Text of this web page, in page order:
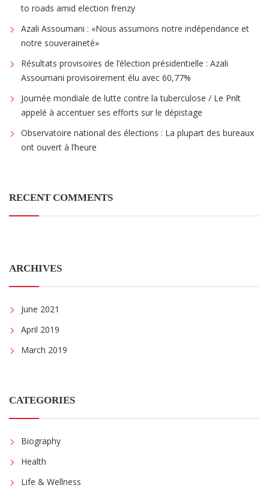
to roads amid election frenzy
Azali Assoumani : «Nous assumons notre indépendance et
notre souveraineté»
Résultats provisoires de l’élection présidentielle : Azali
Assoumani provisoirement élu avec 60,77%
Journée mondiale de lutte contre la tuberculose / Le Pnlt
appelé à accentuer ses efforts sur le dépistage
Observatoire national des élections : La plupart des bureaux
ont ouvert à l’heure
RECENT COMMENTS
ARCHIVES
June 2021
April 2019
March 2019
CATEGORIES
Biography
Health
Life & Wellness